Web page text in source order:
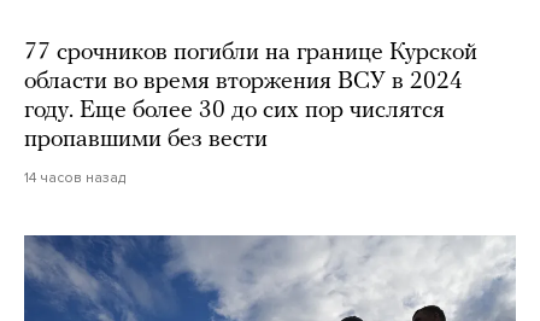
77 срочников погибли на границе Курской
области во время вторжения ВСУ в 2024
году. Еще более 30 до сих пор числятся
пропавшими без вести
14 часов назад